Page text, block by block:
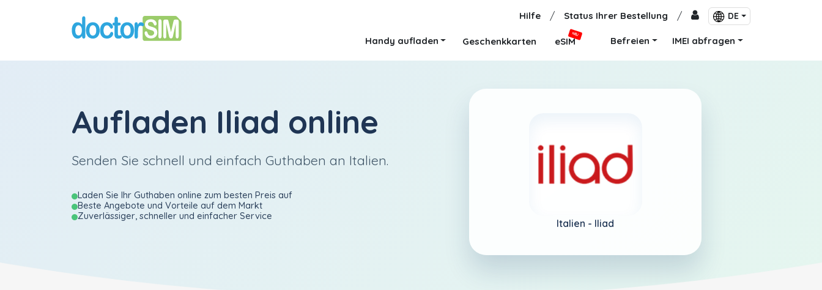
Hilfe / Status Ihrer Bestellung / DE
Handy aufladen Geschenkkarten eSIM
NEU
Befreien IMEI abfragen
Aufladen Iliad online
Senden Sie schnell und einfach Guthaben an Italien.
Laden Sie Ihr Guthaben online zum besten Preis auf
Beste Angebote und Vorteile auf dem Markt
Zuverlässiger, schneller und einfacher Service
Italien - Iliad